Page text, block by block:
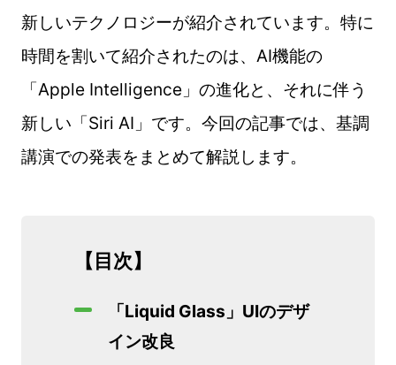
新しいテクノロジーが紹介されています。特に
時間を割いて紹介されたのは、AI機能の
「Apple Intelligence」の進化と、それに伴う
新しい「Siri AI」です。今回の記事では、基調
講演での発表をまとめて解説します。
【目次】
「Liquid Glass」UIのデザ
イン改良